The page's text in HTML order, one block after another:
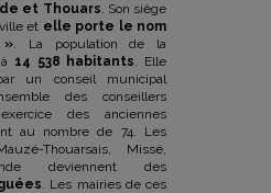
et Thouars. Son siège
et elle porte le nom
». La population de la
14 538 habitants. Elle
un conseil municipal
des conseillers
des anciennes
au nombre de 74. Les
Thouarsais, Missé,
deviennent des
. Les mairies de ces